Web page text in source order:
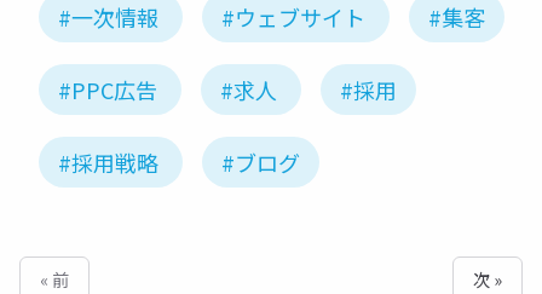
#一次情報 #ウェブサイト #集客
#PPC広告 #求人 #採用
#採用戦略 #ブログ
« 前 次 »